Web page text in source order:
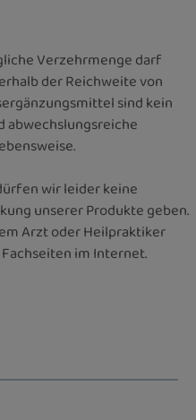
Verzehrmenge darf
der Reichweite von
sind kein
abwechslungsreiche
wir leider keine
unserer Produkte geben.
Arzt oder Heilpraktiker
im Internet.